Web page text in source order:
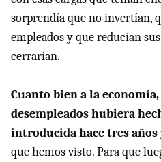
sorprendía que no invertían,
empleados y que reducían
cerrarían.
Cuanto bien a la
desempleados hubiera
introducida hace tres años
que hemos visto. Para que